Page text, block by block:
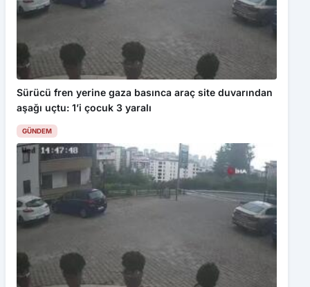
Sürücü fren yerine gaza basınca araç site duvarından
aşağı uçtu: 1’i çocuk 3 yaralı
GÜNDEM